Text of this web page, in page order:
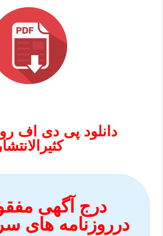
دانلود پی دی اف
درج آگهی
درروزنامه های